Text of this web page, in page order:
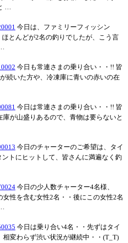
…
今日は、ファミリーフィッシン
とんどが2名の釣りでしたが、こう言
今日も常連さまの乗り合い・・!! 皆
続いた方や、冷凍庫に青いの赤いの在
今日は常連さまの乗り合い・・!! 皆
が山盛りあるので、青物は要らないと
今日のチャーターのご希望は、タイ
トにヒットして、皆さんに満遍なく釣
今日の少人数チャーター4名様、
性を含む女性2名・・後にこの女性2名
今日は乗り合い4名・・先ずはタイ
相変わらず渋い状況が継続中・・(T_T)